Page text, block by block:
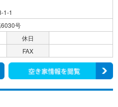
1-1
号
休日
FAX